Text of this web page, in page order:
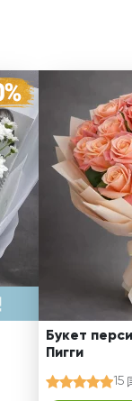
Букет
Пигги
15